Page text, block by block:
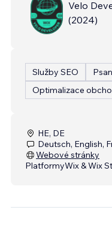
Velo
(2024)
Služby SEO
Optimalizace
HE, DE
Deutsch, English,
Webové stránky
PlatformyWix & Wix